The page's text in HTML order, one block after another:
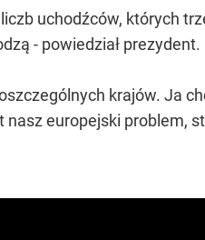
uchodźców, których
- powiedział prezydent.
krajów. Ja
europejski problem,